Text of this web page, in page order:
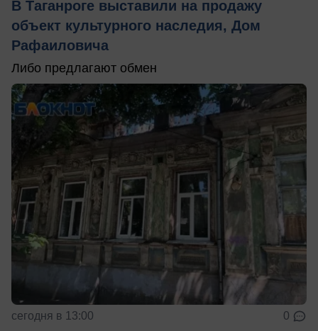
В Таганроге выставили на продажу
объект культурного наследия, Дом
Рафаиловича
Либо предлагают обмен
сегодня в 13:00 0